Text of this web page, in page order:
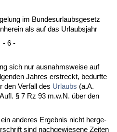
im Bun­des­ur­laubs­ge­setz
als auf das Ur­laubs­jahr
- 6 -
sich nur aus­nahms­wei­se auf
Jah­res er­streckt, be­durf­te
den Ver­fall des Ur­laubs (a.A.
§ 7 Rz 93 m.w.N. über den
an­de­res Er­geb­nis nicht her­ge­
sind nach­ge­wie­se­ne Zei­ten